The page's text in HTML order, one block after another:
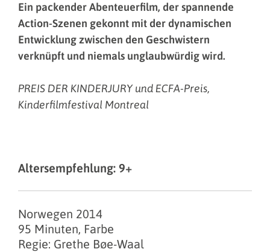
Ein packender Abenteuerfilm, der spannende
Action-Szenen gekonnt mit der dynamischen
Entwicklung zwischen den Geschwistern
verknüpft und niemals unglaubwürdig wird.
PREIS DER KINDERJURY und ECFA-Preis,
Kinderfilmfestival Montreal
Altersempfehlung: 9+
Norwegen 2014
95 Minuten, Farbe
Regie: Grethe Bøe-Waal